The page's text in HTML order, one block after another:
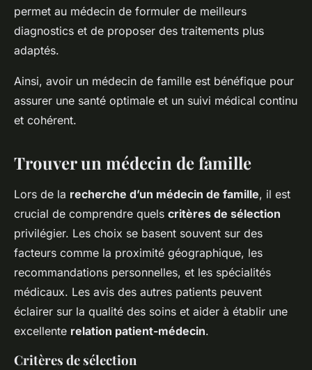
permet au médecin de formuler de meilleurs
diagnostics et de proposer des traitements plus
adaptés.
Ainsi, avoir un médecin de famille est bénéfique pour
assurer une santé optimale et un suivi médical continu
et cohérent.
Trouver un médecin de famille
Lors de la recherche d’un médecin de famille, il est
crucial de comprendre quels critères de sélection
privilégier. Les choix se basent souvent sur des
facteurs comme la proximité géographique, les
recommandations personnelles, et les spécialités
médicaux. Les avis des autres patients peuvent
éclairer sur la qualité des soins et aider à établir une
excellente relation patient-médecin.
Critères de sélection